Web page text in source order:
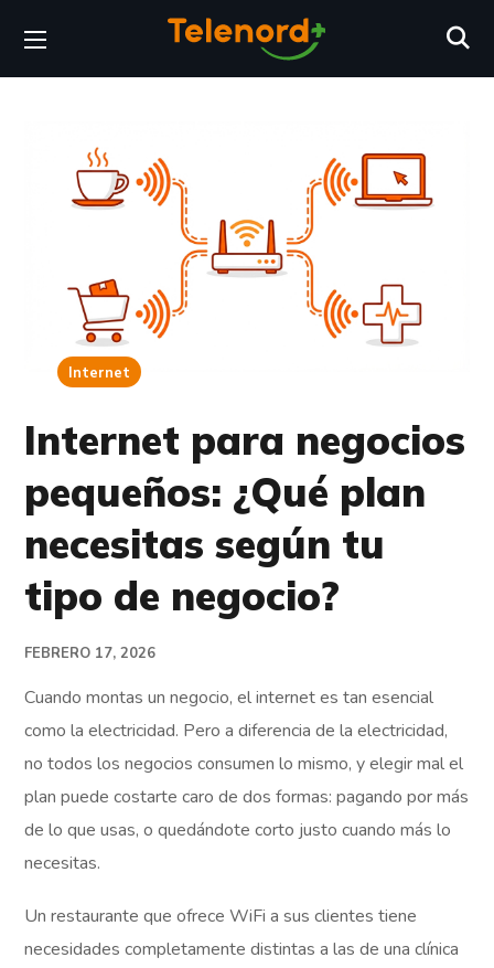
Internet
Internet para negocios
pequeños: ¿Qué plan
necesitas según tu
tipo de negocio?
FEBRERO 17, 2026
Cuando montas un negocio, el internet es tan esencial
como la electricidad. Pero a diferencia de la electricidad,
no todos los negocios consumen lo mismo, y elegir mal el
plan puede costarte caro de dos formas: pagando por más
de lo que usas, o quedándote corto justo cuando más lo
necesitas.
Un restaurante que ofrece WiFi a sus clientes tiene
necesidades completamente distintas a las de una clínica